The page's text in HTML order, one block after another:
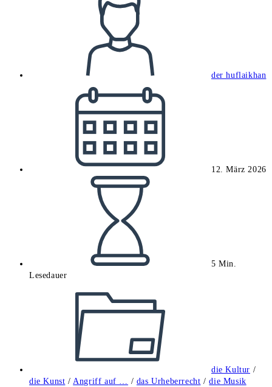
der huflaikhan
veröffentlicht:
12. März 2026
5 Min.
Lesedauer
die Kultur /
die Kunst / Angriff auf … / das Urheberrecht / die Musik